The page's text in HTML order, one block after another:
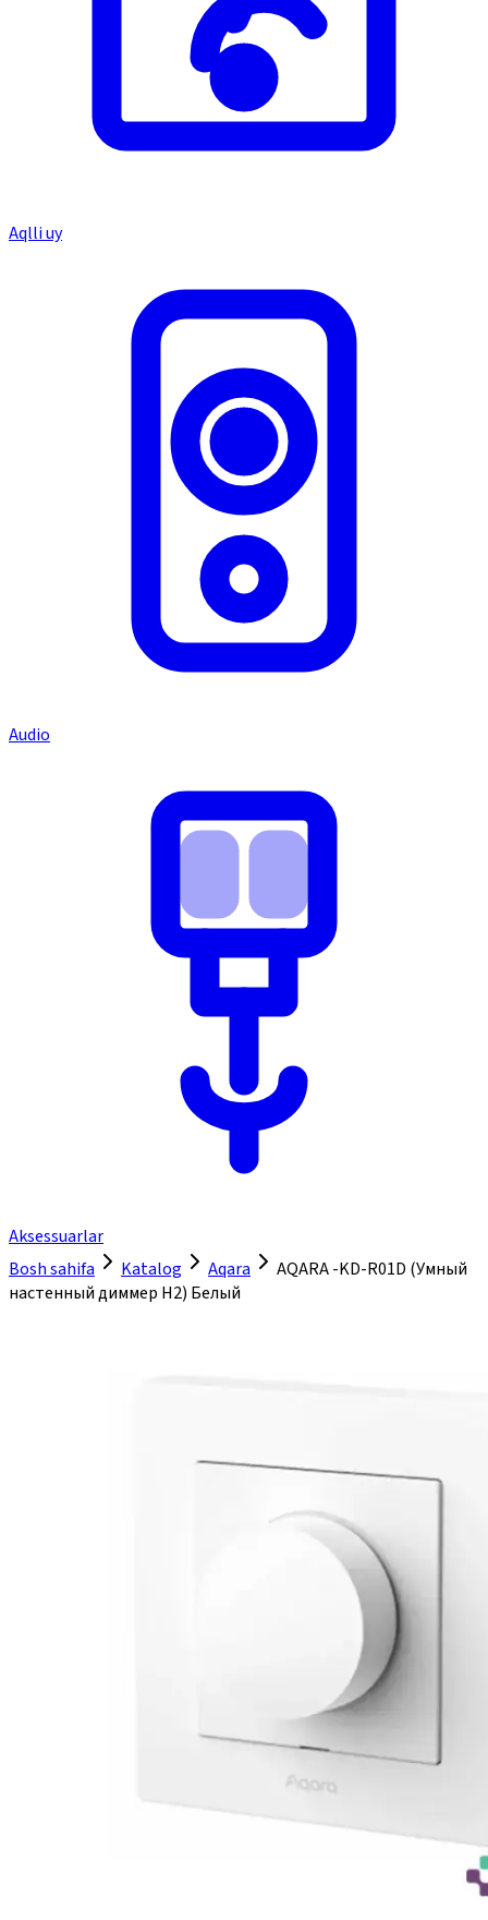
Aqlli uy
Audio
Aksessuarlar
Bosh sahifa
Katalog Aqara
AQARA -KD-R01D (Умный
настенный диммер H2) Белый